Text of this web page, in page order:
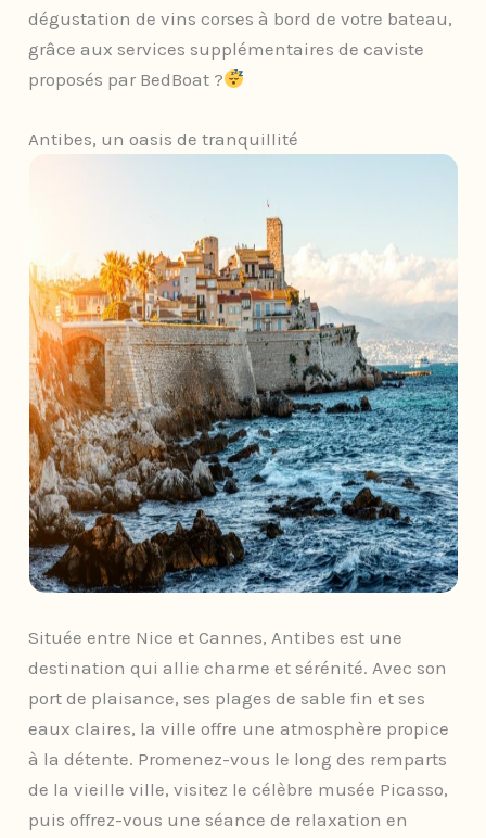
dégustation de vins corses à bord de votre bateau,
grâce aux services supplémentaires de caviste
proposés par BedBoat ?
Antibes, un oasis de tranquillité
Située entre Nice et Cannes, Antibes est une
destination qui allie charme et sérénité. Avec son
port de plaisance, ses plages de sable fin et ses
eaux claires, la ville offre une atmosphère propice
à la détente. Promenez-vous le long des remparts
de la vieille ville, visitez le célèbre musée Picasso,
puis offrez-vous une séance de relaxation en